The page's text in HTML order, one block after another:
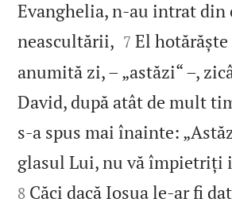
Evanghelia, n‑au intrat din
neascultării, 

7 El
anumită zi, – „astăzi“ –,
David, după atât de mult
s‑a spus mai înainte:
glasul Lui, nu vă împietriți
8 Căci dacă Iosua le‑ar fi